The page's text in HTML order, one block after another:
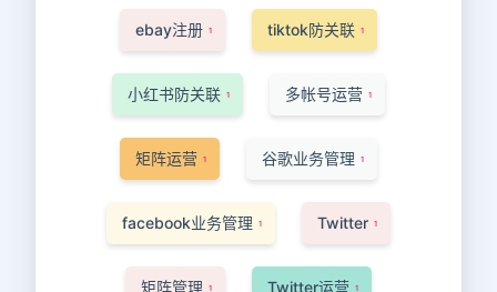
ebay注册 1 tiktok防关联 1
小红书防关联 1 多帐号运营 1
矩阵运营 1 谷歌业务管理 1
facebook业务管理 1 Twitter 1
矩阵管理 1 Twitter运营 1